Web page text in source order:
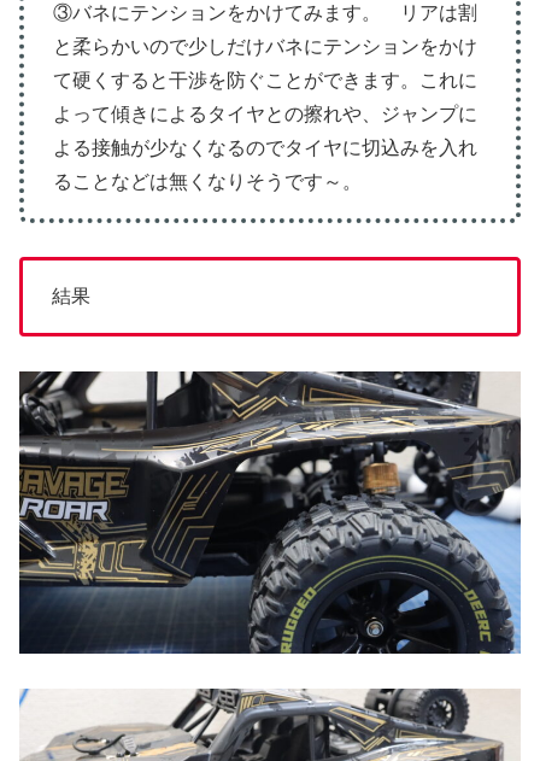
③バネにテンションをかけてみます。 リアは割
と柔らかいので少しだけバネにテンションをかけ
て硬くすると干渉を防ぐことができます。これに
よって傾きによるタイヤとの擦れや、ジャンプに
よる接触が少なくなるのでタイヤに切込みを入れ
ることなどは無くなりそうです～。
結果